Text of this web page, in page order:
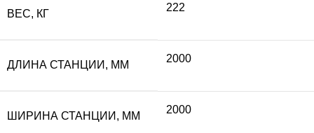
ВЕС, КГ
222
ДЛИНА СТАНЦИИ, ММ
2000
ШИРИНА СТАНЦИИ, ММ
2000